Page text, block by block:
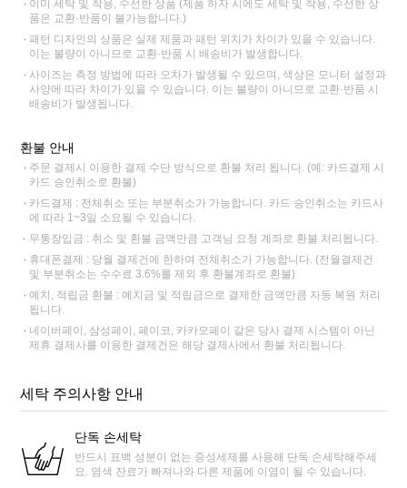
이미 세탁 및 착용, 수선한 상품 (제품 하자 시에도 세탁 및 착용, 수선한 상
품은 교환·반품이 불가능합니다.)
패턴 디자인의 상품은 실제 제품과 패턴 위치가 차이가 있을 수 있습니다.
이는 불량이 아니므로 교환·반품 시 배송비가 발생합니다.
사이즈는 측정 방법에 따라 오차가 발생될 수 있으며, 색상은 모니터 설정과
사양에 따라 차이가 있을 수 있습니다. 이는 불량이 아니므로 교환·반품 시
배송비가 발생됩니다.
환불 안내
주문 결제시 이용한 결제 수단 방식으로 환불 처리 됩니다. (예: 카드결제 시
카드 승인취소로 환불)
카드결제 : 전체취소 또는 부분취소가 가능합니다. 카드 승인취소는 카드사
에 따라 1~3일 소요될 수 있습니다.
무통장입금 : 취소 및 환불 금액만큼 고객님 요청 계좌로 환불 처리됩니다.
휴대폰결제 : 당월 결제건에 한하여 전체취소가 가능합니다. (전월결제건
및 부분취소는 수수료 3.6%를 제외 후 환불계좌로 환불)
예치, 적립금 환불 : 예치금 및 적립금으로 결제한 금액만큼 자동 복원 처리
됩니다.
네이버페이, 삼성페이, 페이코, 카카오페이 같은 당사 결제 시스템이 아닌
제휴 결제사를 이용한 결제건은 해당 결제사에서 환불 처리됩니다.
세탁 주의사항 안내
단독 손세탁
반드시 표백 성분이 없는 중성세제를 사용해 단독 손세탁해주세
요. 염색 잔료가 빠져나와 다른 제품에 이염이 될 수 있습니다.